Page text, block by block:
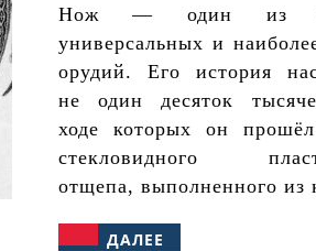
Нож — один из наиболее
универсальных и
орудий. Его история
не один десяток
ходе которых он
стекловидного
отщепа, выполненного из
ДАЛЕЕ